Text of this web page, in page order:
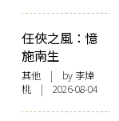
任俠之風：憶
施南生
其他 | by 李焯
桃 | 2026-08-04